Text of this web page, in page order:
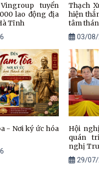
tuyển
lao động địa
Tĩnh
Thạch
hiện
tâm
03/
- Nơi ký ức hóa
Hội
quán
nghị
29/